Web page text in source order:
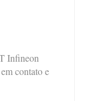
Infineon
contato e